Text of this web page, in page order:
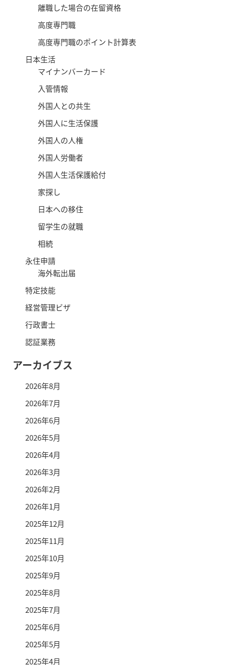
離職した場合の在留資格
高度専門職
高度専門職のポイント計算表
日本生活
マイナンバーカード
入管情報
外国人との共生
外国人に生活保護
外国人の人権
外国人労働者
外国人生活保護給付
家探し
日本への移住
留学生の就職
相続
永住申請
海外転出届
特定技能
経営管理ビザ
行政書士
認証業務
アーカイブス
2026年8月
2026年7月
2026年6月
2026年5月
2026年4月
2026年3月
2026年2月
2026年1月
2025年12月
2025年11月
2025年10月
2025年9月
2025年8月
2025年7月
2025年6月
2025年5月
2025年4月